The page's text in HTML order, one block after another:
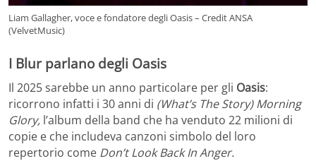
Liam Gallagher, voce e fondatore degli Oasis – Credit ANSA
(VelvetMusic)
I Blur parlano degli Oasis
Il 2025 sarebbe un anno particolare per gli Oasis:
ricorrono infatti i 30 anni di (What’s The Story) Morning
Glory, l’album della band che ha venduto 22 milioni di
copie e che includeva canzoni simbolo del loro
repertorio come Don’t Look Back In Anger.